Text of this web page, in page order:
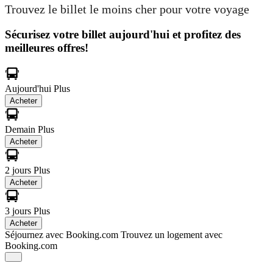
Trouvez le billet le moins cher pour votre voyage
Sécurisez votre billet aujourd'hui et profitez des
meilleures offres!
Aujourd'hui Plus
Acheter
Demain Plus
Acheter
2 jours Plus
Acheter
3 jours Plus
Acheter
Séjournez avec Booking.com Trouvez un logement avec
Booking.com